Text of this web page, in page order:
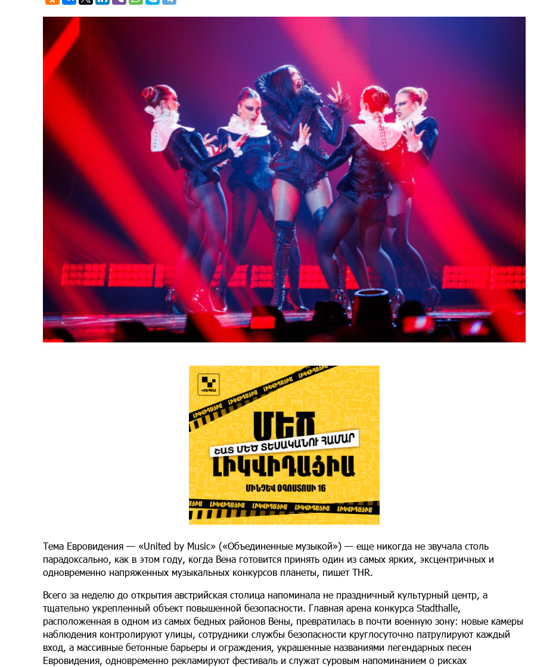
Тема Евровидения — «United by Music» («Объединенные музыкой») — еще никогда не звучала столь
парадоксально, как в этом году, когда Вена готовится принять один из самых ярких, эксцентричных и
одновременно напряженных музыкальных конкурсов планеты, пишет THR.
Всего за неделю до открытия австрийская столица напоминала не праздничный культурный центр, а
тщательно укрепленный объект повышенной безопасности. Главная арена конкурса Stadthalle,
расположенная в одном из самых бедных районов Вены, превратилась в почти военную зону: новые камеры
наблюдения контролируют улицы, сотрудники службы безопасности круглосуточно патрулируют каждый
вход, а массивные бетонные барьеры и ограждения, украшенные названиями легендарных песен
Евровидения, одновременно рекламируют фестиваль и служат суровым напоминанием о рисках